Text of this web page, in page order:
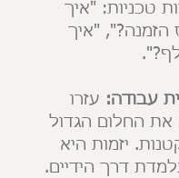
טכניות: "איך
הזמנה?", "איך
עבודה: עזרו
החלום הגדול
יזמות היא
דרך הידיים.